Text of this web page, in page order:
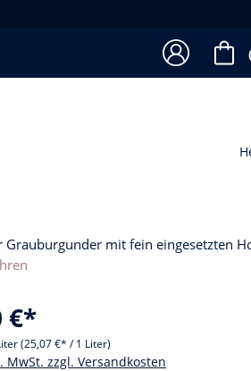
Grauburgunder mit fein eingesetzten
€*
(25,07 €* / 1 Liter)
MwSt. zzgl. Versandkosten